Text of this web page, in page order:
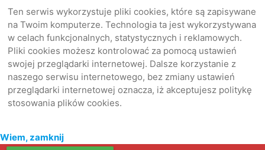
Ten serwis wykorzystuje pliki cookies, które są zapisywane
na Twoim komputerze. Technologia ta jest wykorzystywana
w celach funkcjonalnych, statystycznych i reklamowych.
Pliki cookies możesz kontrolować za pomocą ustawień
swojej przeglądarki internetowej. Dalsze korzystanie z
naszego serwisu internetowego, bez zmiany ustawień
przeglądarki internetowej oznacza, iż akceptujesz politykę
stosowania plików cookies.
Wiem, zamknij